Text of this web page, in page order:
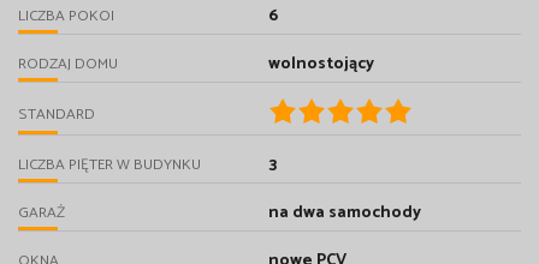
LICZBA POKOI 6
RODZAJ DOMU wolnostojący
STANDARD
LICZBA PIĘTER W BUDYNKU 3
GARAŻ na dwa samochody